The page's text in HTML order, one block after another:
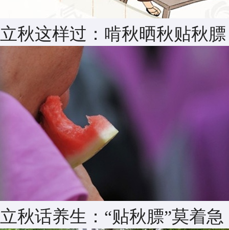
立秋这样过：啃秋晒秋贴秋
立秋话养生：“贴秋膘”莫着